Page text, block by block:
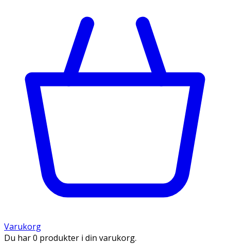
Varukorg
Du har 0 produkter i din varukorg.